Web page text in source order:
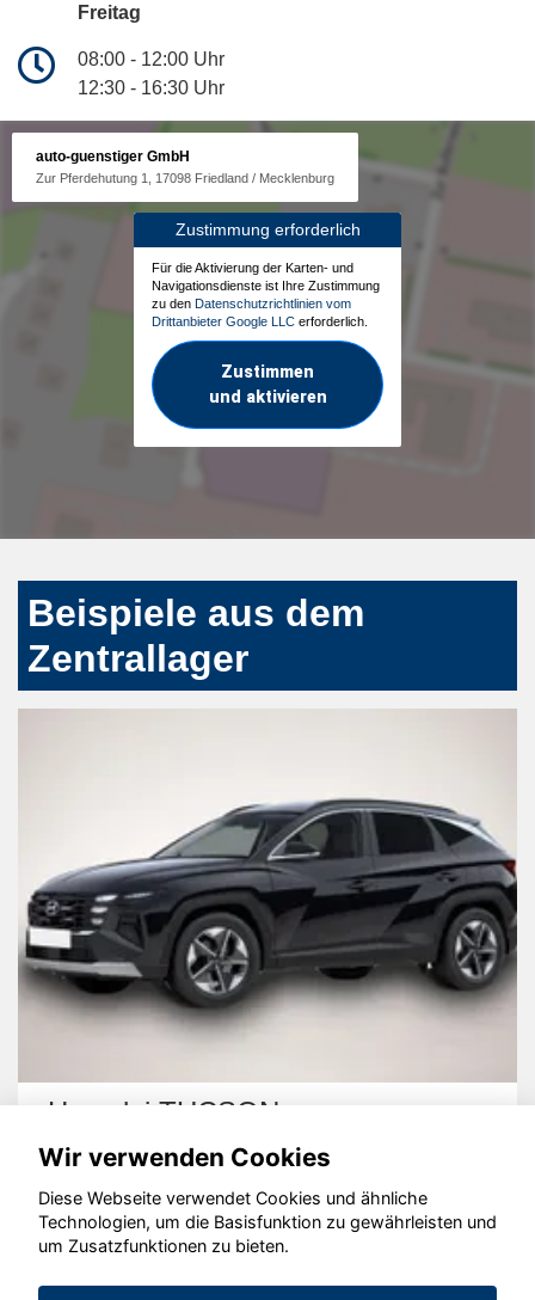
Freitag
08:00 - 12:00 Uhr
12:30 - 16:30 Uhr
auto-guenstiger GmbH
Zur Pferdehutung 1, 17098 Friedland / Mecklenburg
Zustimmung erforderlich
Für die Aktivierung der Karten- und
Navigationsdienste ist Ihre Zustimmung
zu den Datenschutzrichtlinien vom
Drittanbieter Google LLC erforderlich.
Zustimmen
und aktivieren
Beispiele aus dem
Zentrallager
Hyundai TUCSON
© konjunkturmotor.de GmbH 2020 - 2026
Wir verwenden Cookies
Diese Webseite verwendet Cookies und ähnliche
Technologien, um die Basisfunktion zu gewährleisten und
um Zusatzfunktionen zu bieten.